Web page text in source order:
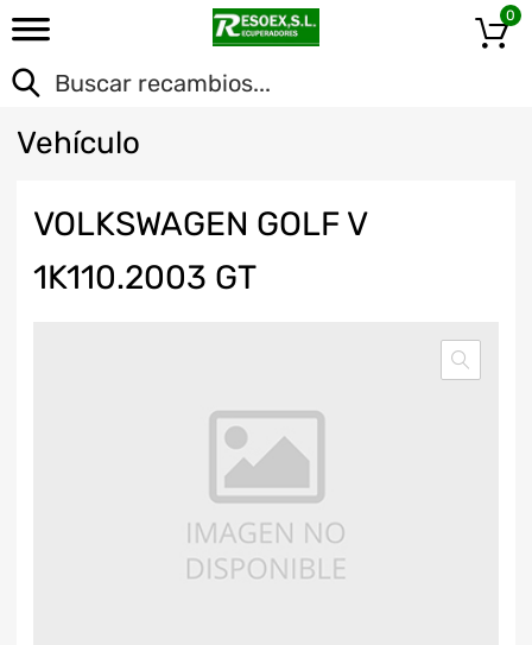
0
Vehículo
VOLKSWAGEN GOLF V
1K110.2003 GT